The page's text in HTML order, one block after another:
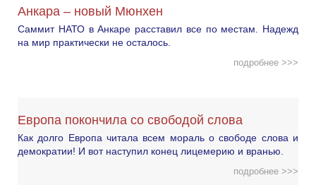
Анкара – новый Мюнхен
Саммит НАТО в Анкаре расставил все по местам. Надежд
на мир практически не осталось.
подробнее >>>
Европа покончила со свободой слова
Как долго Европа читала всем мораль о свободе слова и
демократии! И вот наступил конец лицемерию и вранью.
подробнее >>>